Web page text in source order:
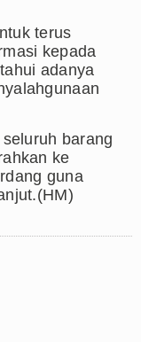
terus
kepada
adanya
barang
ke
guna